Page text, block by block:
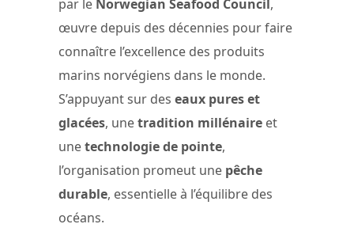
par le Norwegian Seafood Council,
œuvre depuis des décennies pour faire
connaître l’excellence des produits
marins norvégiens dans le monde.
S’appuyant sur des eaux pures et
glacées, unetradition millénaire et
unetechnologie de pointe,
l’organisation promeut une pêche
durable, essentielle à l’équilibre des
océans.